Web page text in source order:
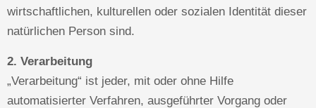
wirtschaftlichen, kulturellen oder sozialen Identität dieser
natürlichen Person sind.
2. Verarbeitung
„Verarbeitung“ ist jeder, mit oder ohne Hilfe
automatisierter Verfahren, ausgeführter Vorgang oder